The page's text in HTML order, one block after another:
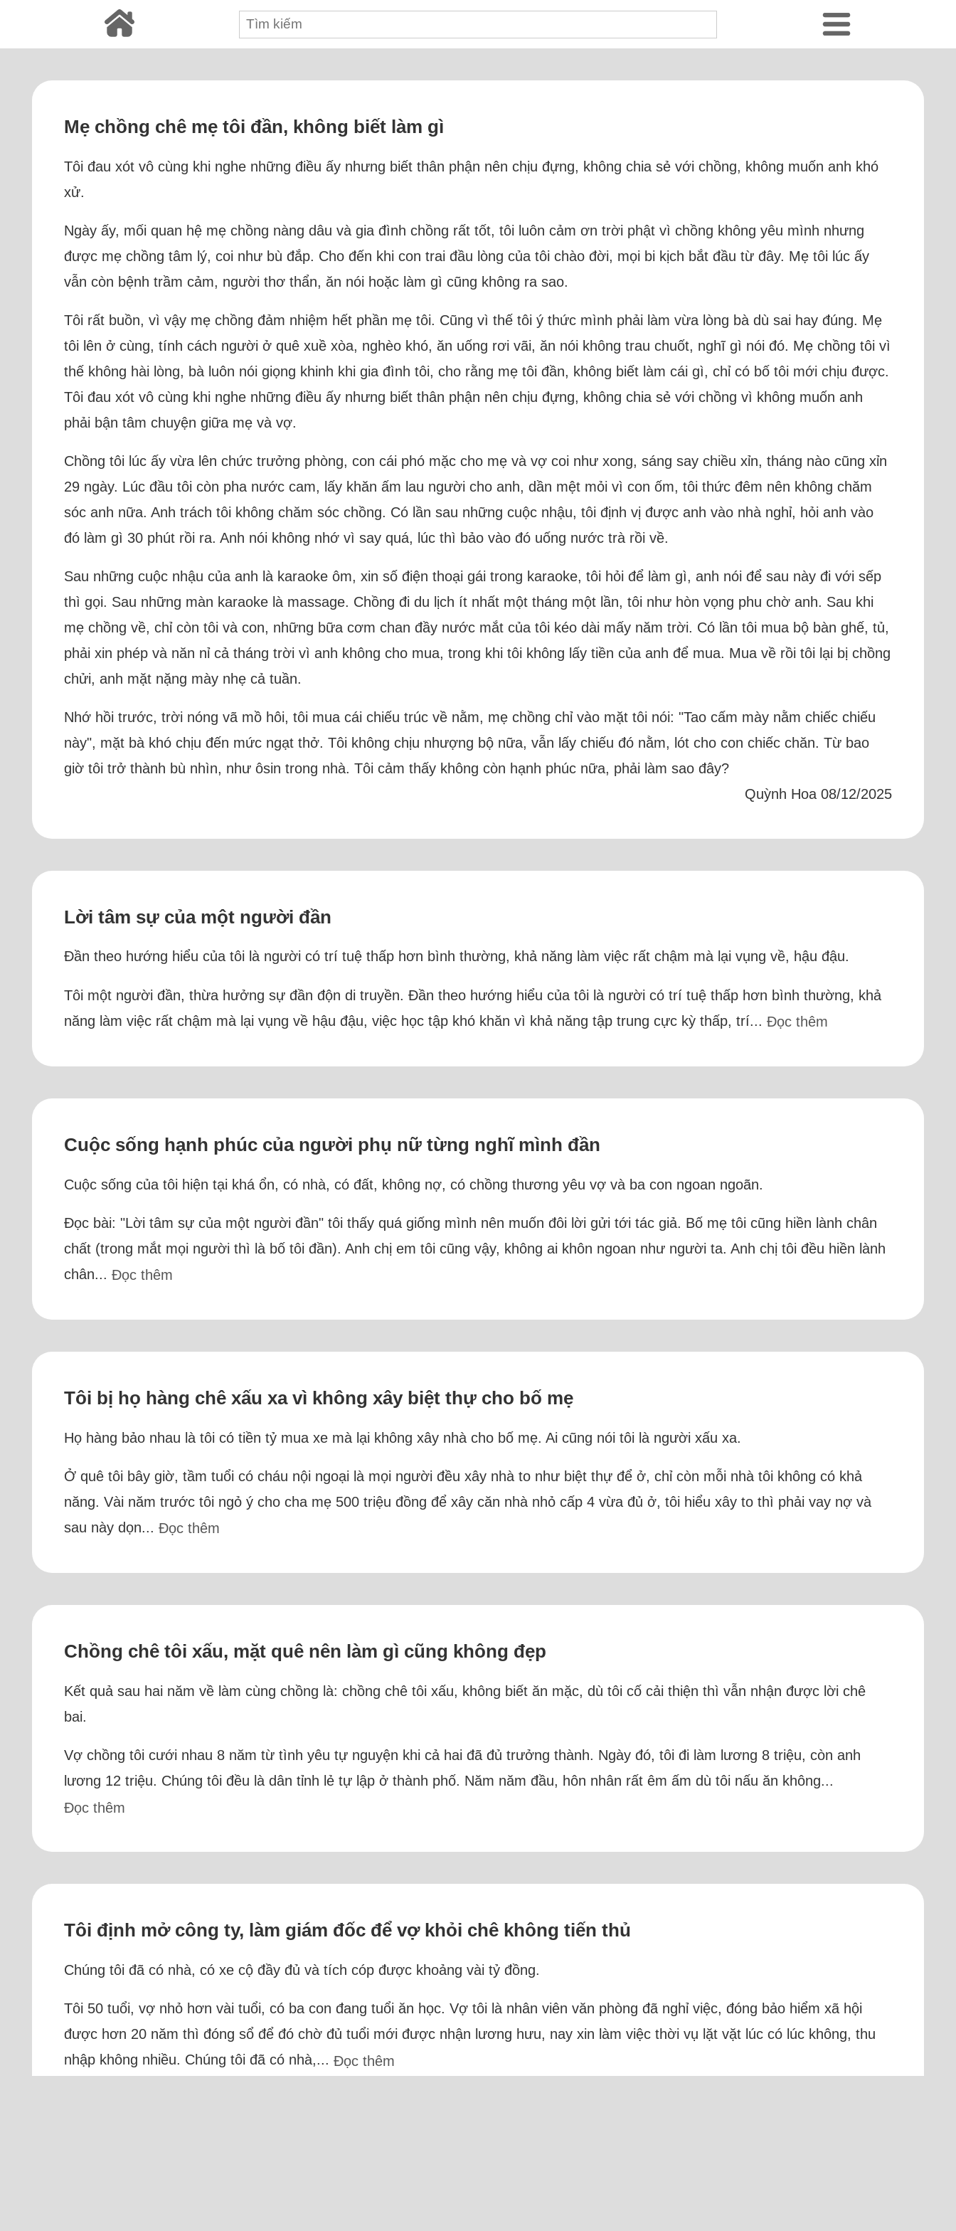
Mẹ chồng chê mẹ tôi đần, không biết làm gì
Tôi đau xót vô cùng khi nghe những điều ấy nhưng biết thân phận nên chịu đựng, không chia sẻ với chồng, không muốn anh khó
xử.
Ngày ấy, mối quan hệ mẹ chồng nàng dâu và gia đình chồng rất tốt, tôi luôn cảm ơn trời phật vì chồng không yêu mình nhưng
được mẹ chồng tâm lý, coi như bù đắp. Cho đến khi con trai đầu lòng của tôi chào đời, mọi bi kịch bắt đầu từ đây. Mẹ tôi lúc ấy
vẫn còn bệnh trầm cảm, người thơ thẩn, ăn nói hoặc làm gì cũng không ra sao.
Tôi rất buồn, vì vậy mẹ chồng đảm nhiệm hết phần mẹ tôi. Cũng vì thế tôi ý thức mình phải làm vừa lòng bà dù sai hay đúng. Mẹ
tôi lên ở cùng, tính cách người ở quê xuề xòa, nghèo khó, ăn uống rơi vãi, ăn nói không trau chuốt, nghĩ gì nói đó. Mẹ chồng tôi vì
thế không hài lòng, bà luôn nói giọng khinh khi gia đình tôi, cho rằng mẹ tôi đần, không biết làm cái gì, chỉ có bố tôi mới chịu được.
Tôi đau xót vô cùng khi nghe những điều ấy nhưng biết thân phận nên chịu đựng, không chia sẻ với chồng vì không muốn anh
phải bận tâm chuyện giữa mẹ và vợ.
Chồng tôi lúc ấy vừa lên chức trưởng phòng, con cái phó mặc cho mẹ và vợ coi như xong, sáng say chiều xỉn, tháng nào cũng xỉn
29 ngày. Lúc đầu tôi còn pha nước cam, lấy khăn ấm lau người cho anh, dần mệt mỏi vì con ốm, tôi thức đêm nên không chăm
sóc anh nữa. Anh trách tôi không chăm sóc chồng. Có lần sau những cuộc nhậu, tôi định vị được anh vào nhà nghỉ, hỏi anh vào
đó làm gì 30 phút rồi ra. Anh nói không nhớ vì say quá, lúc thì bảo vào đó uống nước trà rồi về.
Sau những cuộc nhậu của anh là karaoke ôm, xin số điện thoại gái trong karaoke, tôi hỏi để làm gì, anh nói để sau này đi với sếp
thì gọi. Sau những màn karaoke là massage. Chồng đi du lịch ít nhất một tháng một lần, tôi như hòn vọng phu chờ anh. Sau khi
mẹ chồng về, chỉ còn tôi và con, những bữa cơm chan đầy nước mắt của tôi kéo dài mấy năm trời. Có lần tôi mua bộ bàn ghế, tủ,
phải xin phép và năn nỉ cả tháng trời vì anh không cho mua, trong khi tôi không lấy tiền của anh để mua. Mua về rồi tôi lại bị chồng
chửi, anh mặt nặng mày nhẹ cả tuần.
Nhớ hồi trước, trời nóng vã mồ hôi, tôi mua cái chiếu trúc về nằm, mẹ chồng chỉ vào mặt tôi nói: "Tao cấm mày nằm chiếc chiếu
này", mặt bà khó chịu đến mức ngạt thở. Tôi không chịu nhượng bộ nữa, vẫn lấy chiếu đó nằm, lót cho con chiếc chăn. Từ bao
giờ tôi trở thành bù nhìn, như ôsin trong nhà. Tôi cảm thấy không còn hạnh phúc nữa, phải làm sao đây?
Quỳnh Hoa 08/12/2025
Lời tâm sự của một người đần
Đần theo hướng hiểu của tôi là người có trí tuệ thấp hơn bình thường, khả năng làm việc rất chậm mà lại vụng về, hậu đậu.
Tôi một người đần, thừa hưởng sự đần độn di truyền. Đần theo hướng hiểu của tôi là người có trí tuệ thấp hơn bình thường, khả
năng làm việc rất chậm mà lại vụng về hậu đậu, việc học tập khó khăn vì khả năng tập trung cực kỳ thấp, trí... Đọc thêm
Cuộc sống hạnh phúc của người phụ nữ từng nghĩ mình đần
Cuộc sống của tôi hiện tại khá ổn, có nhà, có đất, không nợ, có chồng thương yêu vợ và ba con ngoan ngoãn.
Đọc bài: "Lời tâm sự của một người đần" tôi thấy quá giống mình nên muốn đôi lời gửi tới tác giả. Bố mẹ tôi cũng hiền lành chân
chất (trong mắt mọi người thì là bố tôi đần). Anh chị em tôi cũng vậy, không ai khôn ngoan như người ta. Anh chị tôi đều hiền lành
chân... Đọc thêm
Tôi bị họ hàng chê xấu xa vì không xây biệt thự cho bố mẹ
Họ hàng bảo nhau là tôi có tiền tỷ mua xe mà lại không xây nhà cho bố mẹ. Ai cũng nói tôi là người xấu xa.
Ở quê tôi bây giờ, tầm tuổi có cháu nội ngoại là mọi người đều xây nhà to như biệt thự để ở, chỉ còn mỗi nhà tôi không có khả
năng. Vài năm trước tôi ngỏ ý cho cha mẹ 500 triệu đồng để xây căn nhà nhỏ cấp 4 vừa đủ ở, tôi hiểu xây to thì phải vay nợ và
sau này dọn... Đọc thêm
Chồng chê tôi xấu, mặt quê nên làm gì cũng không đẹp
Kết quả sau hai năm về làm cùng chồng là: chồng chê tôi xấu, không biết ăn mặc, dù tôi cố cải thiện thì vẫn nhận được lời chê
bai.
Vợ chồng tôi cưới nhau 8 năm từ tình yêu tự nguyện khi cả hai đã đủ trưởng thành. Ngày đó, tôi đi làm lương 8 triệu, còn anh
lương 12 triệu. Chúng tôi đều là dân tỉnh lẻ tự lập ở thành phố. Năm năm đầu, hôn nhân rất êm ấm dù tôi nấu ăn không...
Đọc thêm
Tôi định mở công ty, làm giám đốc để vợ khỏi chê không tiến thủ
Chúng tôi đã có nhà, có xe cộ đầy đủ và tích cóp được khoảng vài tỷ đồng.
Tôi 50 tuổi, vợ nhỏ hơn vài tuổi, có ba con đang tuổi ăn học. Vợ tôi là nhân viên văn phòng đã nghỉ việc, đóng bảo hiểm xã hội
được hơn 20 năm thì đóng sổ để đó chờ đủ tuổi mới được nhận lương hưu, nay xin làm việc thời vụ lặt vặt lúc có lúc không, thu
nhập không nhiều. Chúng tôi đã có nhà,... Đọc thêm